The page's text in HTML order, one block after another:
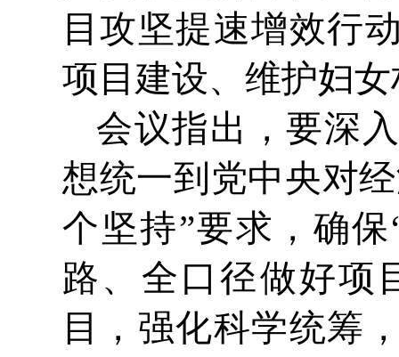
目攻坚提速增效行
项目建设、维护妇
会议指出，要深
想统一到党中央对
个坚持”要求，确
路、全口径做好项
目，强化科学统筹